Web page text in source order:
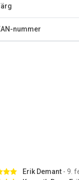
nummer
Betygsatt 5 av 5
Erik Demant - 9.